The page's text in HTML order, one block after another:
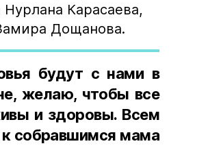
Карасаева,
Дощанова.
будут с нами в
желаю, чтобы все
и здоровы. Всем
к собравшимся мама